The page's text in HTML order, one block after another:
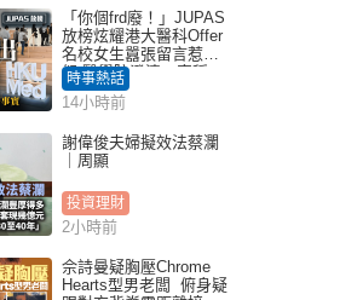
「你個frd廢！」JUPAS
放榜炫耀港大醫科Offer
名校女生囂張留言惹眾
怒 醫學院澄清：宣稱
「40.5分獲錄取」不符事
實｜Juicy叮
時事熱話
14小時前
謝偉俊夫婦擬效法蔡瀾
｜周顯
投資理財
2小時前
佘詩曼疑胸壓Chrome
Hearts型男老闆 俯身疑